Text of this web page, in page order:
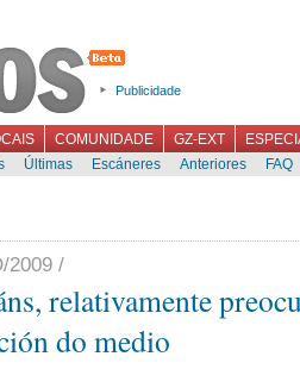
Publicidade
COMUNIDADE GZ-EXT
Últimas Escáneres Anteriores FAQ
2009 /
relativamente
do medio